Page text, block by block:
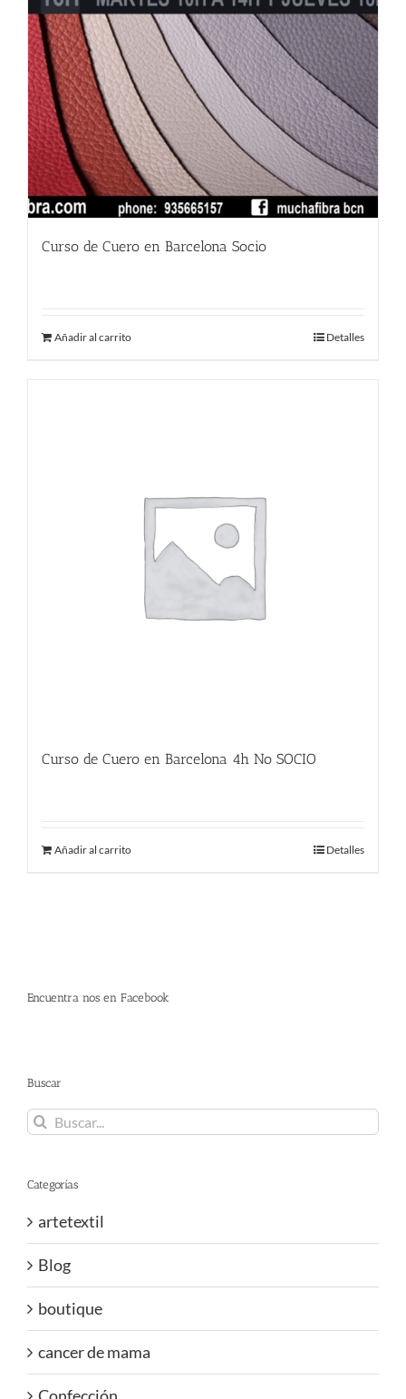
Curso de Cuero en Barcelona Socio
Añadir al carrito Detalles
Curso de Cuero en Barcelona 4h No SOCIO
Añadir al carrito Detalles
Encuentra nos en Facebook
Buscar
Buscar:
Categorías
artetextil
Blog
boutique
cancer de mama